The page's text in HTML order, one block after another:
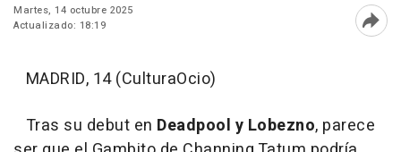
Martes, 14 octubre 2025
Actualizado: 18:19
MADRID, 14 (CulturaOcio)
Tras su debut en Deadpool y Lobezno, parece